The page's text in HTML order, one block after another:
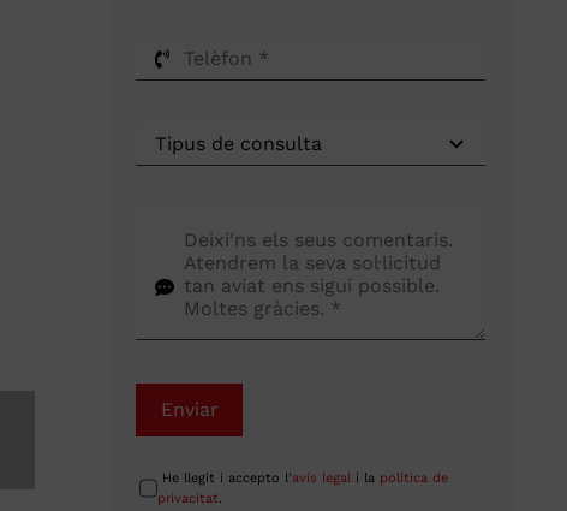
Enviar
He llegit i accepto l'avís legal i la política de
privacitat